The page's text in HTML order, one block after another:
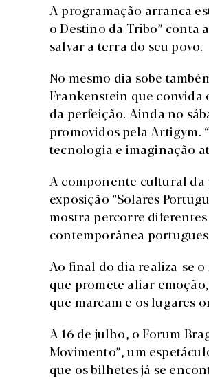
A programação arranca
o Destino da Tribo” conta
salvar a terra do seu povo.
No mesmo dia sobe
Frankenstein que
da perfeição. Ainda no
promovidos pela Artigym.
tecnologia e imaginação
A componente cultural da
exposição “Solares
mostra percorre
contemporânea
Ao final do dia realiza-se o
que promete aliar
que marcam e os lugares
A 16 de julho, o Forum
Movimento”, um
que os bilhetes já se